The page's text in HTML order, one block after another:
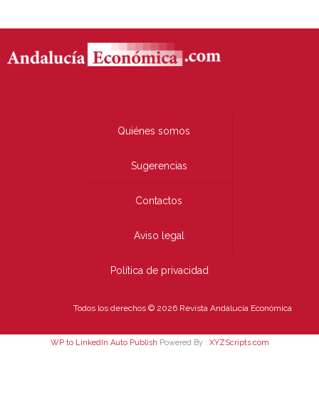
Quiénes somos
Sugerencias
Contactos
Aviso legal
Política de privacidad
Todos los derechos © 2026 Revista Andalucía Económica
WP to LinkedIn Auto Publish Powered By : XYZScripts.com